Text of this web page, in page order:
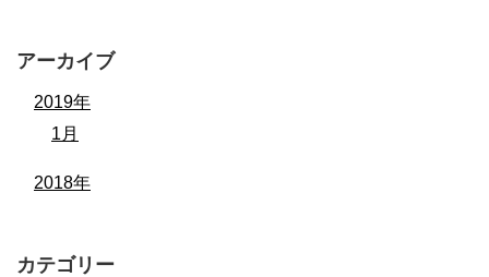
アーカイブ
2019年
1月
2018年
カテゴリー